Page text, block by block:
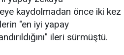
kaydolmadan önce iki kez
"en iyi yapay
ileri sürmüştü.